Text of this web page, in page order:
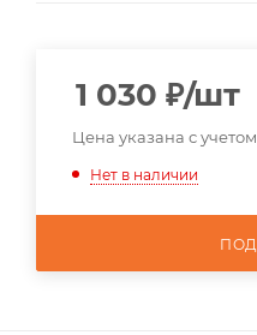
1 030 ₽/шт
Цена указана с
Нет в наличии